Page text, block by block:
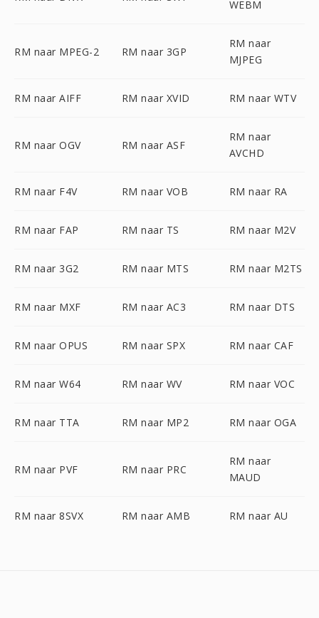
WEBM
RM naar MPEG-2 RM naar 3GP
RM naar
MJPEG
RM naar AIFF RM naar XVID RM naar WTV
RM naar OGV RM naar ASF
RM naar
AVCHD
RM naar F4V RM naar VOB RM naar RA
RM naar FAP RM naar TS RM naar M2V
RM naar 3G2 RM naar MTS RM naar M2TS
RM naar MXF RM naar AC3 RM naar DTS
RM naar OPUS RM naar SPX RM naar CAF
RM naar W64 RM naar WV RM naar VOC
RM naar TTA RM naar MP2 RM naar OGA
RM naar PVF RM naar PRC
RM naar
MAUD
RM naar 8SVX RM naar AMB RM naar AU